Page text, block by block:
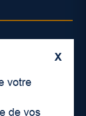
X
votre
de vos